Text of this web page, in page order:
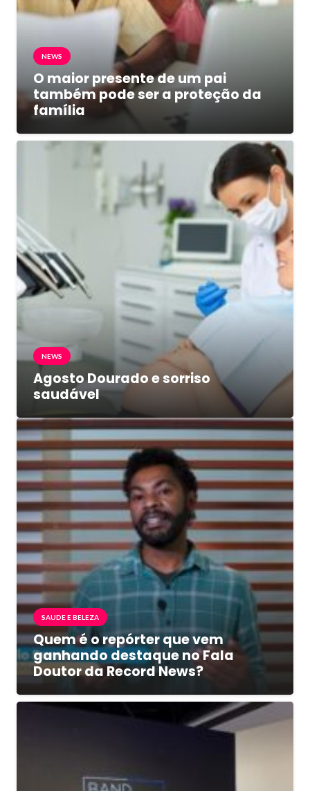
NEWS
O maior presente de um pai
também pode ser a proteção da
família
NEWS
Agosto Dourado e sorriso
saudável
SAUDE E BELEZA
Quem é o repórter que vem
ganhando destaque no Fala
Doutor da Record News?